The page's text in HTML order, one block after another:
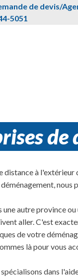
de devis/
5051
distance à
nous
autre province
aller. C'est
de votre
là pour vous
dans